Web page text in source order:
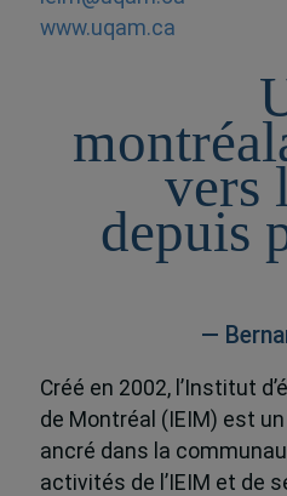
www.uqam.ca
vers
depuis
—
Créé en 2002, l’Institut
de Montréal (IEIM) est
ancré dans la
activités de l’IEIM et de